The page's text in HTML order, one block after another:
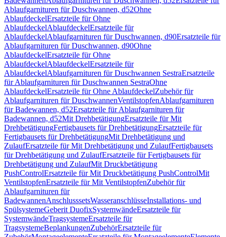
Ablaufgarnituren für Duschwannen, d52Ohne
AblaufdeckelErsatzteile für Ohne
AblaufdeckelAblaufdeckelErsatzteile für
AblaufdeckelAblaufgarnituren für Duschwannen, d90Ersatzteile für
Ablaufgarnituren für Duschwannen, d90Ohne
AblaufdeckelErsatzteile für Ohne
AblaufdeckelAblaufdeckelErsatzteile für
AblaufdeckelAblaufgarnituren für Duschwannen SestraErsatzteile
für Ablaufgarnituren für Duschwannen SestraOhne
AblaufdeckelErsatzteile für Ohne AblaufdeckelZubehör für
Ablaufgarnituren für DuschwannenVentilstopfenAblaufgarnituren
für Badewannen, d52Ersatzteile für Ablaufgarnituren für
Badewannen, d52Mit DrehbetätigungErsatzteile für Mit
DrehbetätigungFertigbausets für DrehbetätigungErsatzteile für
Fertigbausets für DrehbetätigungMit Drehbetätigung und
ZulaufErsatzteile für Mit Drehbetätigung und ZulaufFertigbausets
für Drehbetätigung und ZulaufErsatzteile für Fertigbausets für
Drehbetätigung und ZulaufMit Druckbetätigung
PushControlErsatzteile für Mit Druckbetätigung PushControlMit
VentilstopfenErsatzteile für Mit VentilstopfenZubehör für
Ablaufgarnituren für
BadewannenAnschlusssetsWasseranschlüsseInstallations- und
SpülsystemeGeberit DuofixSystemwändeErsatzteile für
SystemwändeTragsystemeErsatzteile für
TragsystemeBeplankungenZubehörErsatzteile für